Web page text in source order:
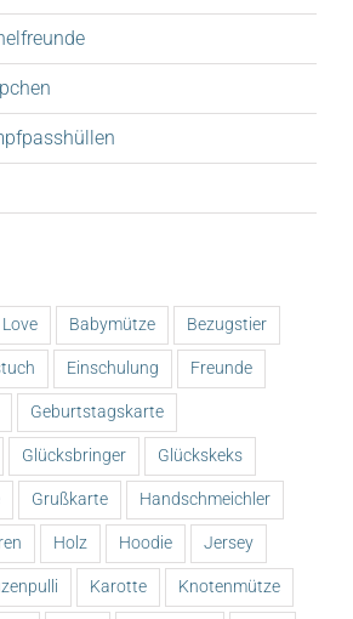
Babymütze Bezugstier
Einschulung Freunde
Geburtstagskarte
Glücksbringer Glückskeks
Grußkarte Handschmeichler
Holz Hoodie Jersey
Karotte Knotenmütze